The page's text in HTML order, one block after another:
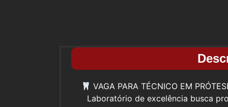
VAGA PARA TÉCNICO EM
Laboratório de excelência busca